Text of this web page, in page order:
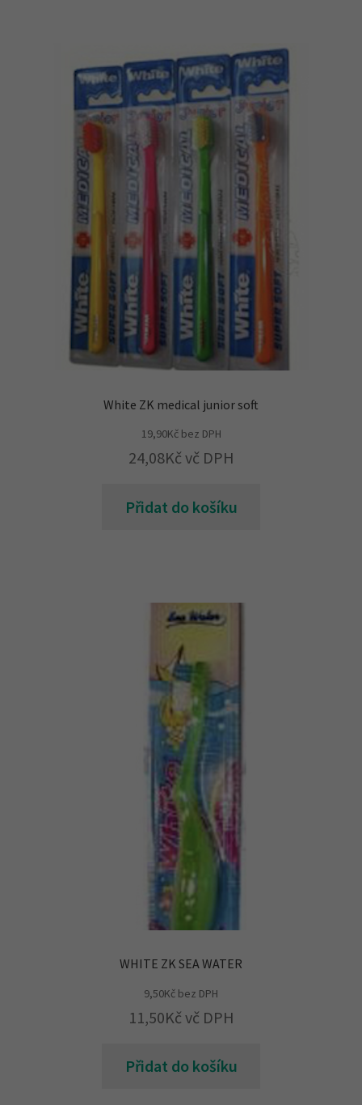
White ZK medical junior soft
19,90Kčbez DPH
24,08Kč vč DPH
Přidat do košíku
WHITE ZK SEA WATER
9,50Kč bez DPH
11,50Kč vč DPH
Přidat do košíku